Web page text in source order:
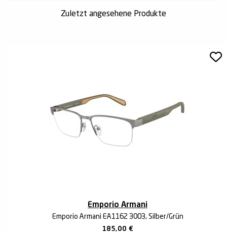
Zuletzt angesehene Produkte
Emporio Armani
Emporio Armani EA1162 3003, Silber/Grün
185,00 €